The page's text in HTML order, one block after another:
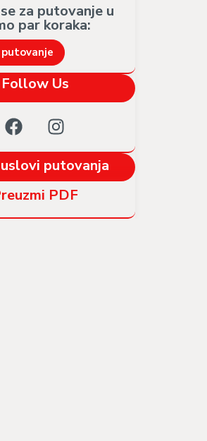
za putovanje u
par koraka:​
putovanje
Follow Us
putovanja
PDF